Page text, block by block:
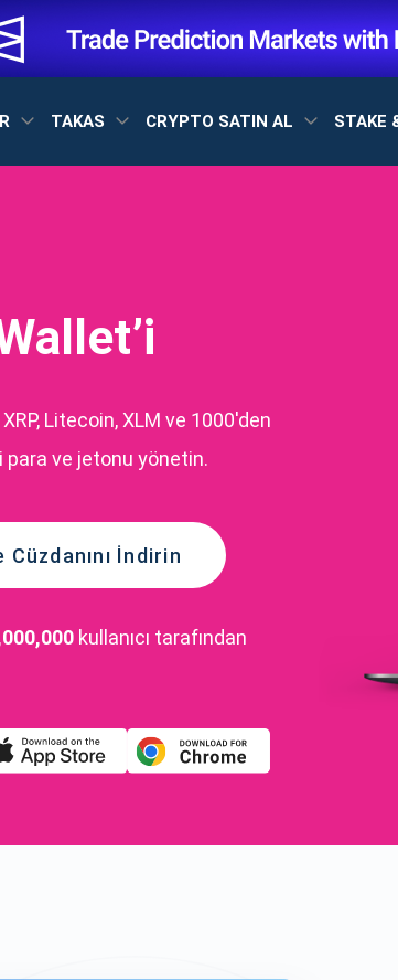
TAKAS CRYPTO SATIN AL STAKE
Litecoin, XLM ve 1000'den
para ve jetonu yönetin.
Cüzdanını İndirin
kullanıcı tarafından